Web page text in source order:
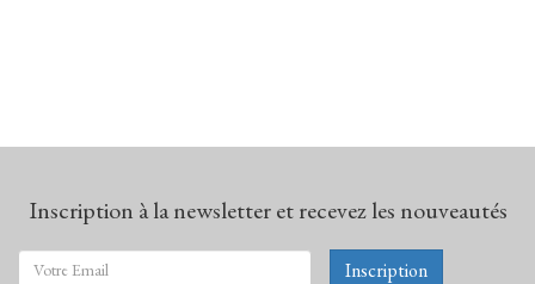
Inscription à la newsletter et recevez les nouveautés
Inscription